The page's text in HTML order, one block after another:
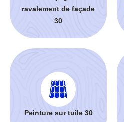
ravalement de façade
30
Peinture sur tuile 30